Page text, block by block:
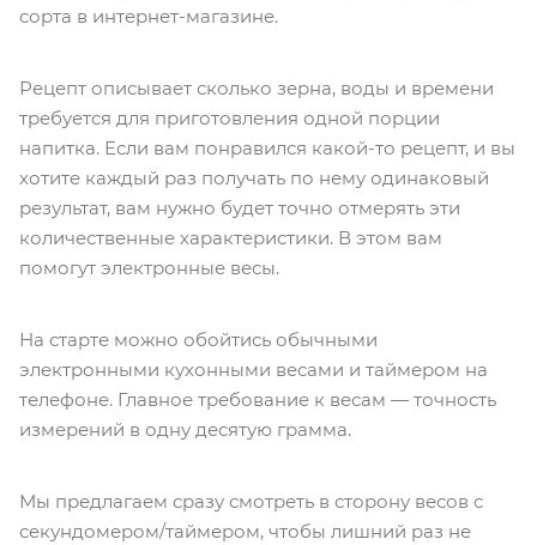
сорта в интернет-магазине.
Рецепт описывает сколько зерна, воды и времени
требуется для приготовления одной порции
напитка. Если вам понравился какой-то рецепт, и вы
хотите каждый раз получать по нему одинаковый
результат, вам нужно будет точно отмерять эти
количественные характеристики. В этом вам
помогут электронные весы.
На старте можно обойтись обычными
электронными кухонными весами и таймером на
телефоне. Главное требование к весам — точность
измерений в одну десятую грамма.
Мы предлагаем сразу смотреть в сторону весов с
секундомером/таймером, чтобы лишний раз не